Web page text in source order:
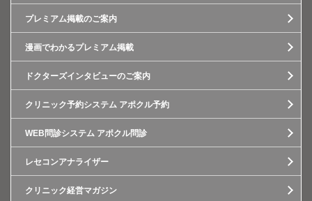
プレミアム掲載のご案内
漫画でわかるプレミアム掲載
ドクターズインタビューのご案内
クリニック予約システム アポクル予約
WEB問診システム アポクル問診
レセコンアナライザー
クリニック経営マガジン